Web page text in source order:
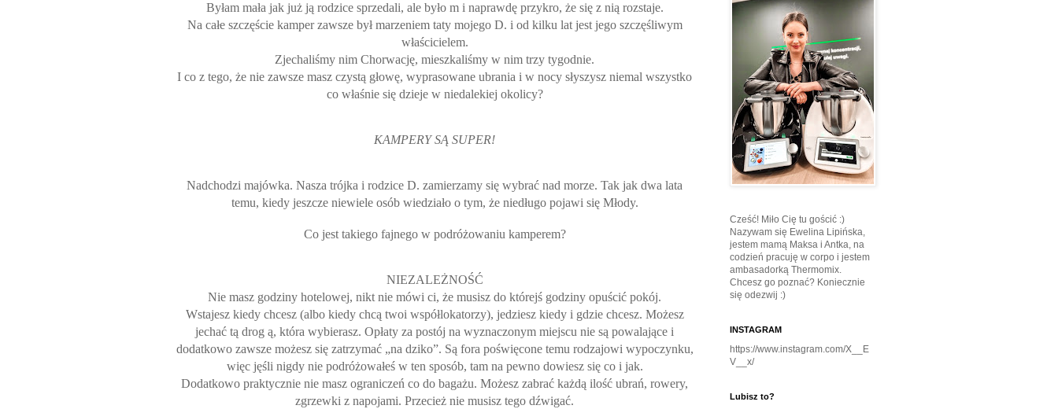
Byłam mała jak już ją rodzice sprzedali, ale było m i naprawdę przykro, że się z nią rozstaje.
Na całe szczęście kamper zawsze był marzeniem taty mojego D. i od kilku lat jest jego szczęśliwym
właścicielem.
Zjechaliśmy nim Chorwację, mieszkaliśmy w nim trzy tygodnie.
I co z tego, że nie zawsze masz czystą głowę, wyprasowane ubrania i w nocy słyszysz niemal wszystko
co właśnie się dzieje w niedalekiej okolicy?
KAMPERY SĄ SUPER!
Nadchodzi majówka. Nasza trójka i rodzice D. zamierzamy się wybrać nad morze. Tak jak dwa lata
temu, kiedy jeszcze niewiele osób wiedziało o tym, że niedługo pojawi się Młody.
Co jest takiego fajnego w podróżowaniu kamperem?
NIEZALEŻNOŚĆ
Nie masz godziny hotelowej, nikt nie mówi ci, że musisz do którejś godziny opuścić pokój.
Wstajesz kiedy chcesz (albo kiedy chcą twoi współlokatorzy), jedziesz kiedy i gdzie chcesz. Możesz
jechać tą drog ą, która wybierasz. Opłaty za postój na wyznaczonym miejscu nie są powalające i
dodatkowo zawsze możesz się zatrzymać „na dziko”. Są fora poświęcone temu rodzajowi wypoczynku,
więc jęśli nigdy nie podróżowałeś w ten sposób, tam na pewno dowiesz się co i jak.
Dodatkowo praktycznie nie masz ograniczeń co do bagażu. Możesz zabrać każdą ilość ubrań, rowery,
zgrzewki z napojami. Przecież nie musisz tego dźwigać.
Cześć! Miło Cię tu gościć :)
Nazywam się Ewelina Lipińska,
jestem mamą Maksa i Antka, na
codzień pracuję w corpo i jestem
ambasadorką Thermomix.
Chcesz go poznać? Koniecznie
się odezwij :)
INSTAGRAM
https://www.instagram.com/X__E
V__x/
Lubisz to?